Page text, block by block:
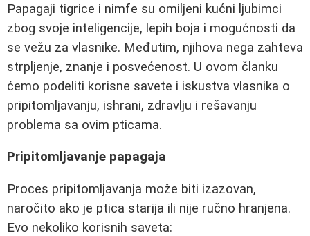
Papagaji tigrice i nimfe su omiljeni kućni ljubimci
zbog svoje inteligencije, lepih boja i mogućnosti da
se vežu za vlasnike. Međutim, njihova nega zahteva
strpljenje, znanje i posvećenost. U ovom članku
ćemo podeliti korisne savete i iskustva vlasnika o
pripitomljavanju, ishrani, zdravlju i rešavanju
problema sa ovim pticama.
Pripitomljavanje papagaja
Proces pripitomljavanja može biti izazovan,
naročito ako je ptica starija ili nije ručno hranjena.
Evo nekoliko korisnih saveta: